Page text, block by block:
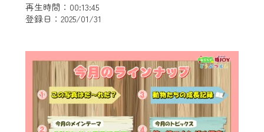
再生時間：00:13:45
登録日：2025/01/31